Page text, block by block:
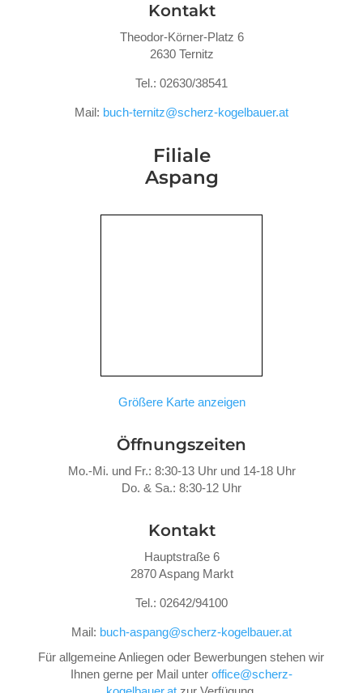
Kontakt
Theodor-Körner-Platz 6
2630 Ternitz
Tel.: 02630/38541
Mail: buch-ternitz@scherz-kogelbauer.at
Filiale
Aspang
Größere Karte anzeigen
Öffnungszeiten
Mo.-Mi. und Fr.: 8:30-13 Uhr und 14-18 Uhr
Do. & Sa.: 8:30-12 Uhr
Kontakt
Hauptstraße 6
2870 Aspang Markt
Tel.: 02642/94100
Mail: buch-aspang@scherz-kogelbauer.at
Für allgemeine Anliegen oder Bewerbungen stehen wir
Ihnen gerne per Mail unter office@scherz-